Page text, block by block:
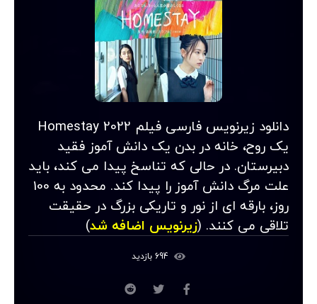
دانلود زیرنویس فارسی فیلم Homestay 2022
یک روح، خانه در بدن یک دانش آموز فقید
دبیرستان. در حالی که تناسخ پیدا می کند، باید
علت مرگ دانش آموز را پیدا کند. محدود به 100
روز، بارقه ای از نور و تاریکی بزرگ در حقیقت
تلاقی می کنند. (زیرنویس اضافه شد)